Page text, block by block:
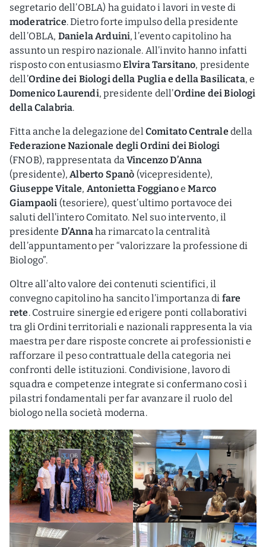
segretario dell’OBLA) ha guidato i lavori in veste di
moderatrice. Dietro forte impulso della presidente
dell’OBLA, Daniela Arduini, l’evento capitolino ha
assunto un respiro nazionale. All’invito hanno infatti
risposto con entusiasmoElvira Tarsitano, presidente
dell’Ordine dei Biologi della Puglia e della Basilicata, e
Domenico Laurendi, presidente dell’Ordine dei Biologi
della Calabria.
Fitta anche la delegazione delComitato Centraledella
Federazione Nazionale degli Ordini dei Biologi
(FNOB), rappresentata daVincenzo D’Anna
(presidente),Alberto Spanò (vicepresidente),
Giuseppe Vitale, Antonietta FoggianoeMarco
Giampaoli (tesoriere), quest’ultimo portavoce dei
saluti dell’intero Comitato. Nel suo intervento, il
presidente D’Annaha rimarcato la centralità
dell’appuntamento per “valorizzare la professione di
Biologo”.
Oltre all’alto valore dei contenuti scientifici, il
convegno capitolino ha sancito l’importanza di fare
rete. Costruire sinergie ed erigere ponti collaborativi
tra gli Ordini territoriali e nazionali rappresenta la via
maestra per dare risposte concrete ai professionisti e
rafforzare il peso contrattuale della categoria nei
confronti delle istituzioni. Condivisione, lavoro di
squadra e competenze integrate si confermano così i
pilastri fondamentali per far avanzare il ruolo del
biologo nella società moderna.